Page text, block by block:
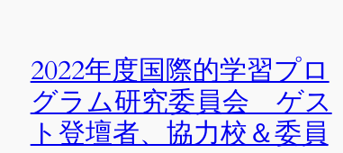
2022年度国際的学習プロ
グラム研究委員会 ゲス
ト登壇者、協力校＆委員